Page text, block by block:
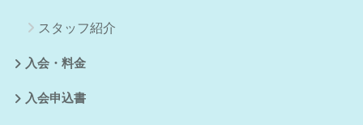
スタッフ紹介
入会・料金
入会申込書